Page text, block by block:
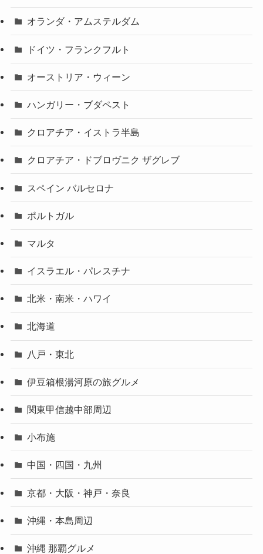
オランダ・アムステルダム
ドイツ・フランクフルト
オーストリア・ウィーン
ハンガリー・ブダペスト
クロアチア・イストラ半島
クロアチア・ドブロヴニク ザグレブ
スペイン バルセロナ
ポルトガル
マルタ
イスラエル・パレスチナ
北米・南米・ハワイ
北海道
八戸・東北
伊豆箱根湯河原の旅グルメ
関東甲信越中部周辺
小布施
中国・四国・九州
京都・大阪・神戸・奈良
沖縄・本島周辺
沖縄 那覇グルメ